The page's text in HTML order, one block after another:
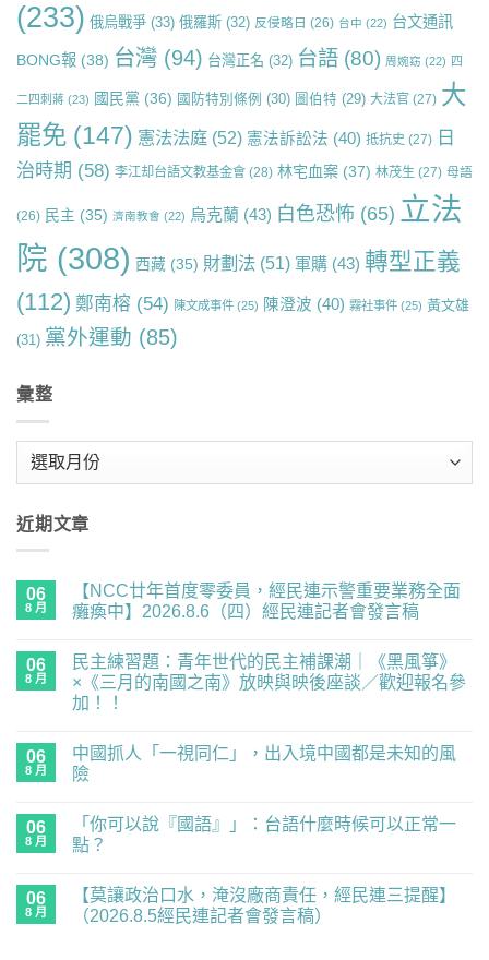
(233) 俄烏戰爭 (33) 俄羅斯 (32) 反侵略日 (26) 台中 (22) 台文通訊
BONG報 (38) 台灣 (94) 台灣正名 (32) 台語 (80) 周婉窈 (22) 四
二四刺蔣 (23) 國民黨 (36) 國防特別條例 (30) 圖伯特 (29) 大法官 (27) 大
罷免 (147) 憲法法庭 (52) 憲法訴訟法 (40) 抵抗史 (27) 日
治時期 (58) 李江却台語文教基金會 (28) 林宅血案 (37) 林茂生 (27) 母語
(26) 民主 (35) 濟南教會 (22) 烏克蘭 (43) 白色恐怖 (65) 立法
院 (308) 西藏 (35) 財劃法 (51) 軍購 (43) 轉型正義
(112) 鄭南榕 (54) 陳文成事件 (25) 陳澄波 (40) 霧社事件 (25) 黃文雄
(31) 黨外運動 (85)
彙整
近期文章
06
8 月
【NCC廿年首度零委員，經民連示警重要業務全面
癱瘓中】2026.8.6（四）經民連記者會發言稿
廿
首
度
員，
經
民
要
留
言
06
8 月
民主練習題：青年世代的民主補課潮｜《黑風箏》
×《三月的南國之南》放映與映後座談／歡迎報名參
加！！
主
練
習
世
代
留
言
06
8 月
中國抓人「一視同仁」，出入境中國都是未知的風
險
抓
人
仁」，
言
06
8 月
「你可以說『國語』」：台語什麼時候可以正常一
點？
06
8 月
【莫讓政治口水，淹沒廠商責任，經民連三提醒】
（2026.8.5經民連記者會發言稿）